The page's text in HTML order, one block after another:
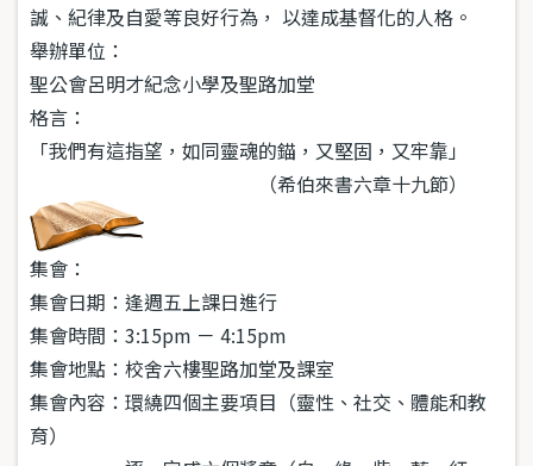
誠、紀律及自愛等良好行為， 以達成基督化的人格。
舉辦單位：
聖公會呂明才紀念小學及聖路加堂
格言：
「我們有這指望，如同靈魂的錨，又堅固，又牢靠」
（希伯來書六章十九節）
集會：
集會日期：逢週五上課日進行
集會時間：3:15pm － 4:15pm
集會地點：校舍六樓聖路加堂及課室
集會內容：環繞四個主要項目（靈性、社交、體能和教
育）